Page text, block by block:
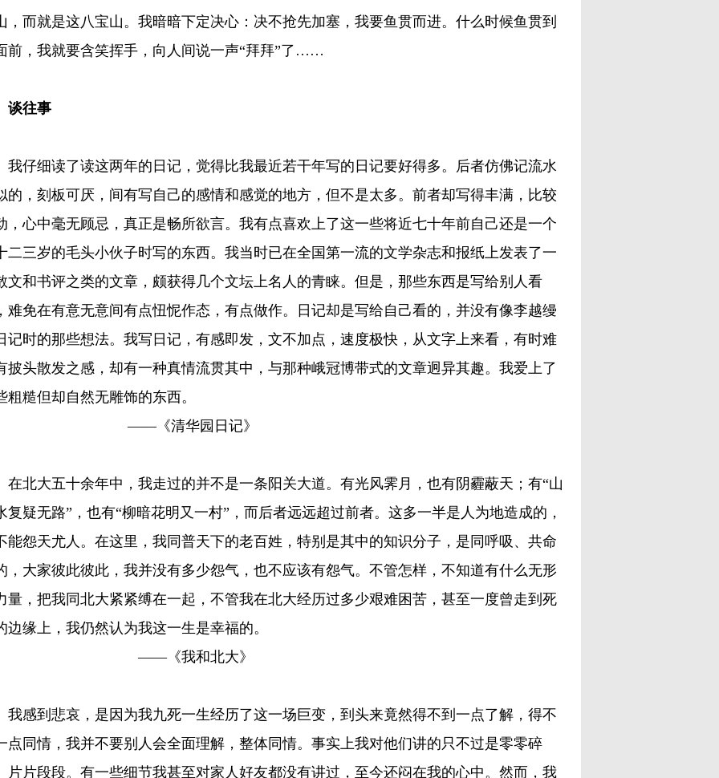
，而就是这八宝山。我暗暗下定决心：决不抢先加塞，我要鱼贯而进。什么时候鱼贯到
前，我就要含笑挥手，向人间说一声“拜拜”了……
往事
细读了读这两年的日记，觉得比我最近若干年写的日记要好得多。后者仿佛记流水
的，刻板可厌，间有写自己的感情和感觉的地方，但不是太多。前者却写得丰满，比较
，心中毫无顾忌，真正是畅所欲言。我有点喜欢上了这一些将近七十年前自己还是一个
二三岁的毛头小伙子时写的东西。我当时已在全国第一流的文学杂志和报纸上发表了一
文和书评之类的文章，颇获得几个文坛上名人的青睐。但是，那些东西是写给别人看
难免在有意无意间有点忸怩作态，有点做作。日记却是写给自己看的，并没有像李越缦
记时的那些想法。我写日记，有感即发，文不加点，速度极快，从文字上来看，有时难
披头散发之感，却有一种真情流贯其中，与那种峨冠博带式的文章迥异其趣。我爱上了
粗糙但却自然无雕饰的东西。
《清华园日记》
大五十余年中，我走过的并不是一条阳关大道。有光风霁月，也有阴霾蔽天；有“山
复疑无路”，也有“柳暗花明又一村”，而后者远远超过前者。这多一半是人为地造成的，
能怨天尤人。在这里，我同普天下的老百姓，特别是其中的知识分子，是同呼吸、共命
，大家彼此彼此，我并没有多少怨气，也不应该有怨气。不管怎样，不知道有什么无形
量，把我同北大紧紧缚在一起，不管我在北大经历过多少艰难困苦，甚至一度曾走到死
边缘上，我仍然认为我这一生是幸福的。
《我和北大》
到悲哀，是因为我九死一生经历了这一场巨变，到头来竟然得不到一点了解，得不
点同情，我并不要别人会全面理解，整体同情。事实上我对他们讲的只不过是零零碎
片片段段。有一些细节我甚至对家人好友都没有讲过，至今还闷在我的心中。然而，我